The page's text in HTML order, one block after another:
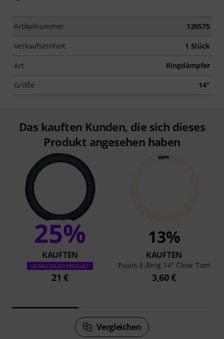
Artikelnummer 120575
Verkaufseinheit 1 Stück
Art Ringdämpfer
Größe 14"
Das kauften Kunden, die sich dieses
Produkt angesehen haben
25%
KAUFTEN
GENAU DIESES PRODUKT
21 €
13%
KAUFTEN
Evans E-Ring 14" Clear Tom
3,60 €
Vergleichen